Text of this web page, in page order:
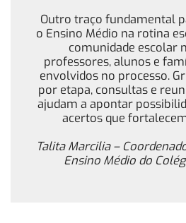
Outro traço fundamental
o Ensino Médio na rotina
comunidade escolar
professores, alunos e
envolvidos no processo.
por etapa, consultas e
ajudam a apontar
acertos que
Talita Marcilia –
Ensino Médio do